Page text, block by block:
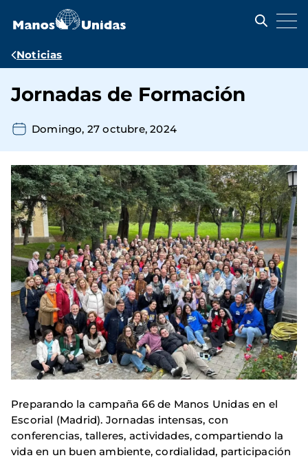
contenido
Ruta
navegación
Noticias
Jornadas de Formación
Domingo, 27 octubre, 2024
Preparando la campaña 66 de Manos Unidas en el
Escorial (Madrid). Jornadas intensas, con
conferencias, talleres, actividades, compartiendo la
vida en un buen ambiente, cordialidad, participación